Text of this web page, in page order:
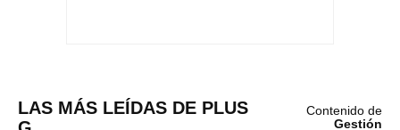
LAS MÁS LEÍDAS DE PLUS
Contenido de
Gestión